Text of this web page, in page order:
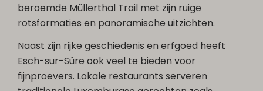
beroemde Müllerthal Trail met zijn ruige
rotsformaties en panoramische uitzichten.
Naast zijn rijke geschiedenis en erfgoed heeft
Esch-sur-Sûre ook veel te bieden voor
fijnproevers. Lokale restaurants serveren